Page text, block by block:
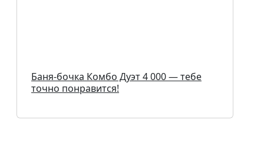
Баня-бочка Комбо Дуэт 4 000 — тебе
точно понравится!